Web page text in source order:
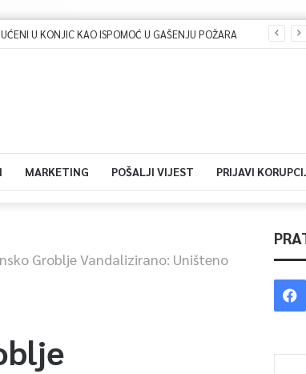
Dova za domovinu i zikir u Ratnoj džamiji: U sklopu manifestacije „Odbrana BiH – Igman 2026“ odana počast herojima
MARKETING POŠALJI VIJEST PRIJAVI
Groblje Vandalizirano: Uništeno